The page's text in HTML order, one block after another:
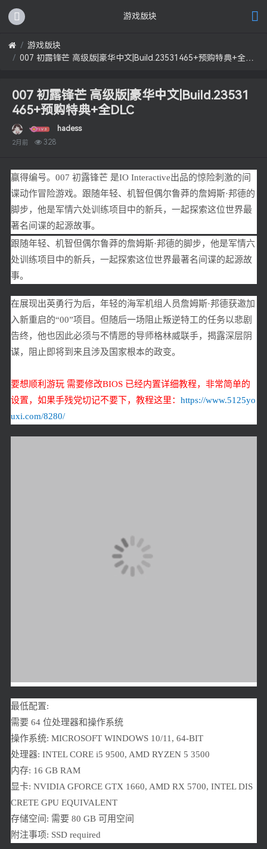
游戏版块
游戏版块
007 初露锋芒 高级版|豪华中文|Build.23531465+预购特典+全DLC
007 初露锋芒 高级版|豪华中文|Build.23531
465+预购特典+全DLC
hadess
2月前 328
赢得编号。007 初露锋芒 是IO Interactive出品的惊险刺激的间
谍动作冒险游戏。跟随年轻、机智但偶尔鲁莽的詹姆斯·邦德的
脚步，他是军情六处训练项目中的新兵，一起探索这位世界最
著名间谍的起源故事。
跟随年轻、机智但偶尔鲁莽的詹姆斯·邦德的脚步，他是军情六
处训练项目中的新兵，一起探索这位世界最著名间谍的起源故
事。
在展现出英勇行为后，年轻的海军机组人员詹姆斯·邦德获邀加
入新重启的“00”项目。但随后一场阻止叛逆特工的任务以悲剧
告终，他也因此必须与不情愿的导师格林威联手，揭露深层阴
谋，阻止即将到来且涉及国家根本的政变。
要想顺利游玩 需要修改BIOS 已经内置详细教程，非常简单的
设置，如果手残党切记不要下，教程这里： https://www.5125yo
uxi.com/8280/
最低配置:
需要 64 位处理器和操作系统
操作系统: MICROSOFT WINDOWS 10/11, 64-BIT
处理器: INTEL CORE i5 9500, AMD RYZEN 5 3500
内存: 16 GB RAM
显卡: NVIDIA GFORCE GTX 1660, AMD RX 5700, INTEL DIS
CRETE GPU EQUIVALENT
存储空间: 需要 80 GB 可用空间
附注事项: SSD required